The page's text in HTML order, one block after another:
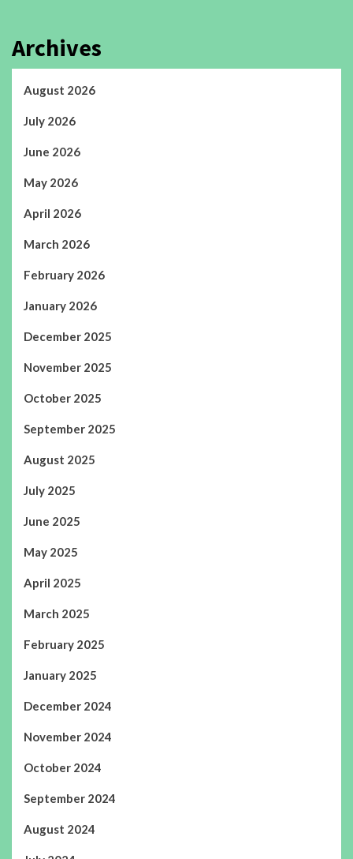
Archives
August 2026
July 2026
June 2026
May 2026
April 2026
March 2026
February 2026
January 2026
December 2025
November 2025
October 2025
September 2025
August 2025
July 2025
June 2025
May 2025
April 2025
March 2025
February 2025
January 2025
December 2024
November 2024
October 2024
September 2024
August 2024